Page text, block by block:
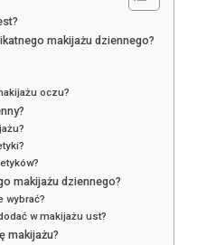
makijażu dziennego?
oczu?
makijażu dziennego?
wybrać?
w makijażu ust?
makijażu?